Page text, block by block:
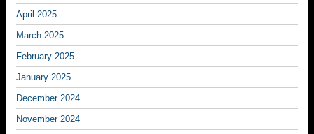
April 2025
March 2025
February 2025
January 2025
December 2024
November 2024